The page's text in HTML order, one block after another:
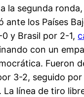
la segunda
ante los Países
y Brasil por 2-1,
con un
Fueron
3-2, seguido
La línea de tiro